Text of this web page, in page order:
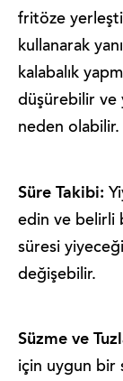
fritöze
kullanarak
kalabalık
düşürebilir ve
neden olabilir.
Süre Takibi:
edin ve belirli
süresi
değişebilir.
Süzme ve
için uygun bir